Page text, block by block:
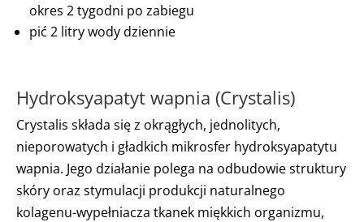
okres 2 tygodni po zabiegu
pić 2 litry wody dziennie
Hydroksyapatyt wapnia (Crystalis)
Crystalis składa się z okrągłych, jednolitych,
nieporowatych i gładkich mikrosfer hydroksyapatytu
wapnia. Jego działanie polega na odbudowie struktury
skóry oraz stymulacji produkcji naturalnego
kolagenu-wypełniacza tkanek miękkich organizmu,